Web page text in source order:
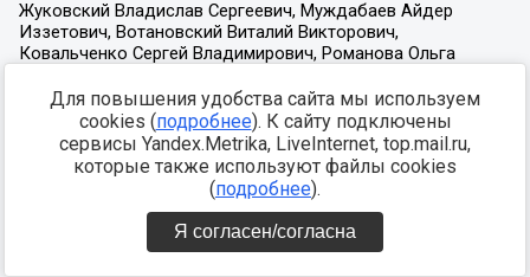
Для повышения удобства сайта мы используем
cookies (подробнее). К сайту подключены
сервисы Yandex.Metrika, LiveInternet, top.mail.ru,
которые также используют файлы cookies
(подробнее).
Я согласен/согласна